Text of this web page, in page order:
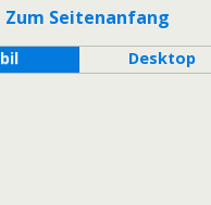
Zum Seitenanfang
Desktop